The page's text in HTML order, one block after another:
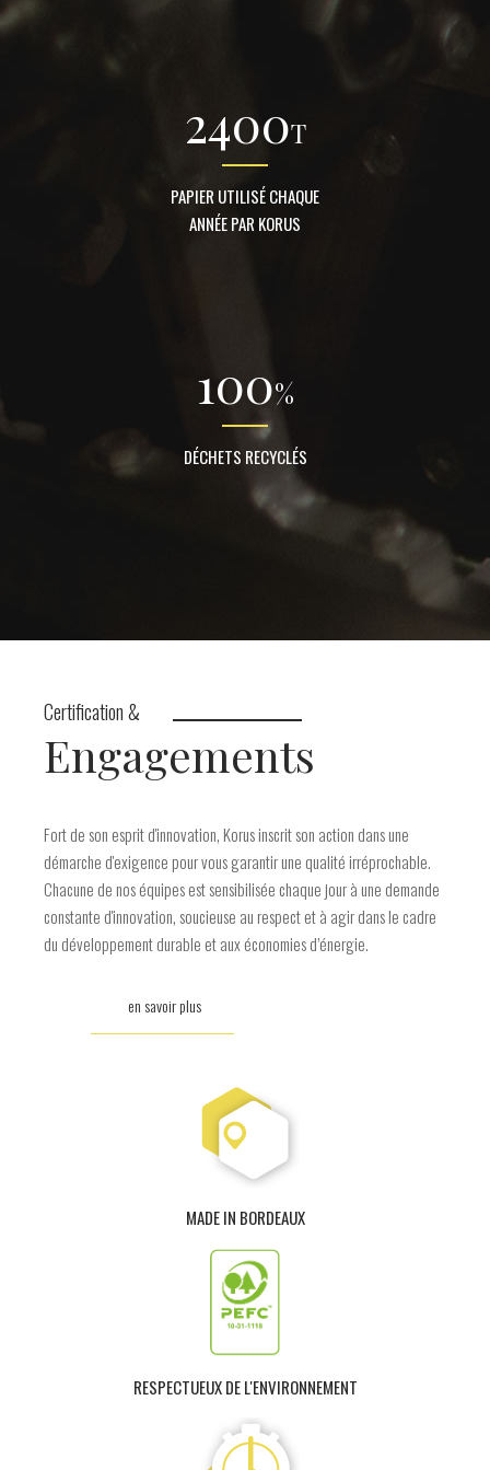
2400T
PAPIER UTILISÉ CHAQUE
ANNÉE PAR KORUS
100%
DÉCHETS RECYCLÉS
Certification &
Engagements
Fort de son esprit d'innovation, Korus inscrit son action dans une
démarche d'exigence pour vous garantir une qualité irréprochable.
Chacune de nos équipes est sensibilisée chaque jour à une demande
constante d'innovation, soucieuse au respect et à agir dans le cadre
du développement durable et aux économies d’énergie.
en savoir plus
MADE IN BORDEAUX
RESPECTUEUX DE L'ENVIRONNEMENT